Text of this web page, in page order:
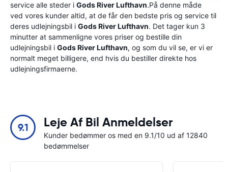
service alle steder i Gods River Lufthavn.På denne måde
ved vores kunder altid, at de får den bedste pris og service til
deres udlejningsbil i Gods River Lufthavn. Det tager kun 3
minutter at sammenligne vores priser og bestille din
udlejningsbil i Gods River Lufthavn, og som du vil se, er vi er
normalt meget billigere, end hvis du bestiller direkte hos
udlejningsfirmaerne.
9.1 Leje Af Bil Anmeldelser
Kunder bedømmer os med en 9.1/10 ud af 12840
bedømmelser